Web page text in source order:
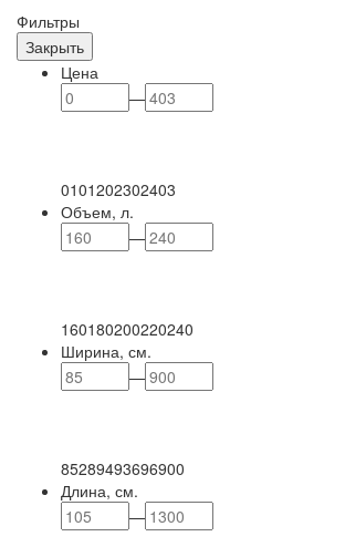
Фильтры
Закрыть
Цена
—
0101202302403
Объем, л.
—
160180200220240
Ширина, см.
—
85289493696900
Длина, см.
—